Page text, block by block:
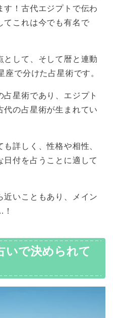
す！古代エジプトで伝わ
てこれは今でも有名で
として、そして暦と連動
座で分けた占星術です。
星術であり、エジプト
代の占星術が生まれてい
詳しく、性格や相性、
日付を占うことに適して
近いこともあり、メイン
いで決められて